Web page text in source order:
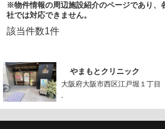
※物件情報の周辺施設紹介のページであり、
社では対応できません。
該当件数1件
やまもとクリニック
大阪府大阪市西区江戸堀１丁目
-